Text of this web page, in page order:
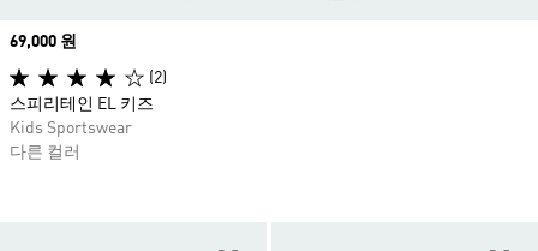
Price
69,000 원
(2)
스피리테인 EL 키즈
Kids Sportswear
다른 컬러